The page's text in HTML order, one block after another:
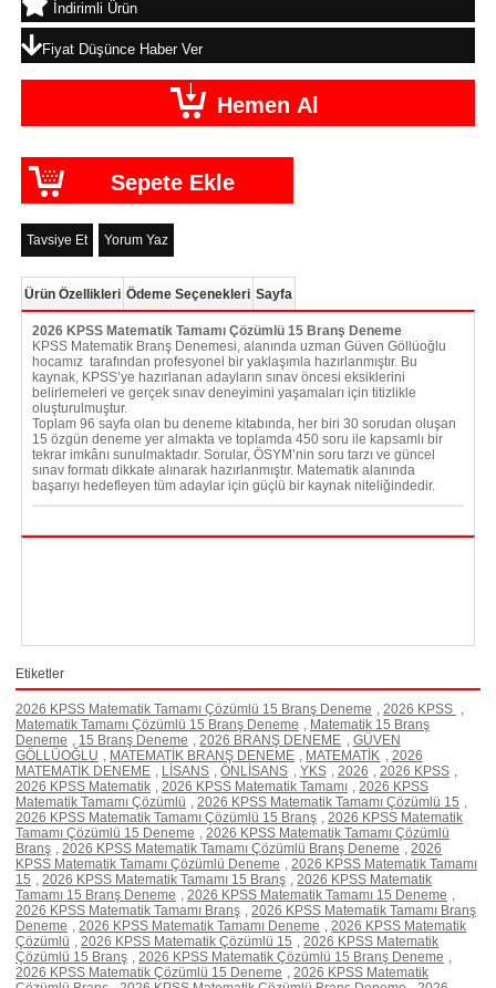
İndirimli Ürün
Fiyat Düşünce Haber Ver
Tavsiye Et Yorum Yaz
Ürün Özellikleri Ödeme Seçenekleri Sayfa
2026 KPSS Matematik Tamamı Çözümlü 15 Branş Deneme
KPSS Matematik Branş Denemesi, alanında uzman Güven Göllüoğlu
hocamız tarafından profesyonel bir yaklaşımla hazırlanmıştır. Bu
kaynak, KPSS’ye hazırlanan adayların sınav öncesi eksiklerini
belirlemeleri ve gerçek sınav deneyimini yaşamaları için titizlikle
oluşturulmuştur.
Toplam 96 sayfa olan bu deneme kitabında, her biri 30 sorudan oluşan
15 özgün deneme yer almakta ve toplamda 450 soru ile kapsamlı bir
tekrar imkânı sunulmaktadır. Sorular, ÖSYM’nin soru tarzı ve güncel
sınav formatı dikkate alınarak hazırlanmıştır. Matematik alanında
başarıyı hedefleyen tüm adaylar için güçlü bir kaynak niteliğindedir.
Etiketler
2026 KPSS Matematik Tamamı Çözümlü 15 Branş Deneme , 2026 KPSS ,
Matematik Tamamı Çözümlü 15 Branş Deneme , Matematik 15 Branş
Deneme , 15 Branş Deneme , 2026 BRANŞ DENEME , GÜVEN
GÖLLÜOĞLU , MATEMATİK BRANŞ DENEME , MATEMATİK , 2026
MATEMATİK DENEME , LİSANS , ÖNLİSANS , YKS , 2026 , 2026 KPSS ,
2026 KPSS Matematik , 2026 KPSS Matematik Tamamı , 2026 KPSS
Matematik Tamamı Çözümlü , 2026 KPSS Matematik Tamamı Çözümlü 15 ,
2026 KPSS Matematik Tamamı Çözümlü 15 Branş , 2026 KPSS Matematik
Tamamı Çözümlü 15 Deneme , 2026 KPSS Matematik Tamamı Çözümlü
Branş , 2026 KPSS Matematik Tamamı Çözümlü Branş Deneme , 2026
KPSS Matematik Tamamı Çözümlü Deneme , 2026 KPSS Matematik Tamamı
15 , 2026 KPSS Matematik Tamamı 15 Branş , 2026 KPSS Matematik
Tamamı 15 Branş Deneme , 2026 KPSS Matematik Tamamı 15 Deneme ,
2026 KPSS Matematik Tamamı Branş , 2026 KPSS Matematik Tamamı Branş
Deneme , 2026 KPSS Matematik Tamamı Deneme , 2026 KPSS Matematik
Çözümlü , 2026 KPSS Matematik Çözümlü 15 , 2026 KPSS Matematik
Çözümlü 15 Branş , 2026 KPSS Matematik Çözümlü 15 Branş Deneme ,
2026 KPSS Matematik Çözümlü 15 Deneme , 2026 KPSS Matematik